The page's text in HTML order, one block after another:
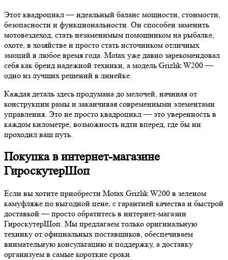
Этот квадроцикл — идеальный баланс мощности, стоимости,
безопасности и функциональности. Он способен заменить
мотовездеход, стать незаменимым помощником на рыбалке,
охоте, в хозяйстве и просто стать источником отличных
эмоций в любое время года. Motax уже давно зарекомендовал
себя как бренд надежной техники, а модель Grizlik W200 —
одно из лучших решений в линейке.
Каждая деталь здесь продумана до мелочей, начиная от
конструкции рамы и заканчивая современными элементами
управления. Это не просто квадроцикл — это уверенность в
каждом километре, возможность идти вперед, где бы ни
проходил ваш путь.
Покупка в интернет-магазине
ГироскутерШоп
Если вы хотите приобрести Motax Grizlik W200 в зеленом
камуфляже по выгодной цене, с гарантией качества и быстрой
доставкой — просто обратитесь в интернет-магазин
ГироскутерШоп. Мы предлагаем только оригинальную
технику от официальных поставщиков, обеспечиваем
внимательную консультацию и поддержку, а доставку
организуем в самые короткие сроки.